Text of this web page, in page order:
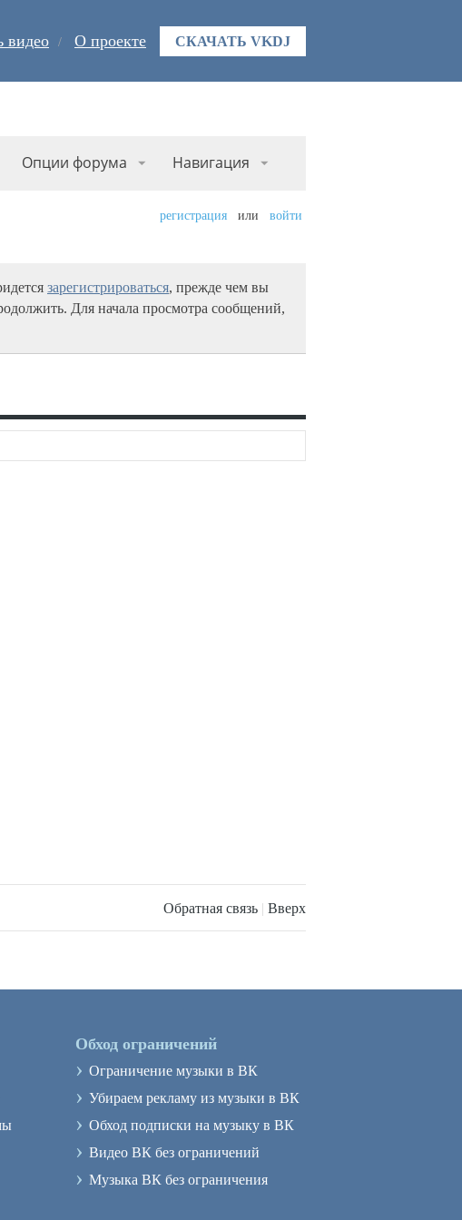
видео О проекте СКАЧАТЬ VKDJ
Опции форума Навигация
регистрация или войти
зарегистрироваться, прежде чем вы
Для начала просмотра сообщений,
Обратная связь | Вверх
Обход ограничений
› Ограничение музыки в ВК
› Убираем рекламу из музыки в ВК
› Обход подписки на музыку в ВК
› Видео ВК без ограничений
› Музыка ВК без ограничения